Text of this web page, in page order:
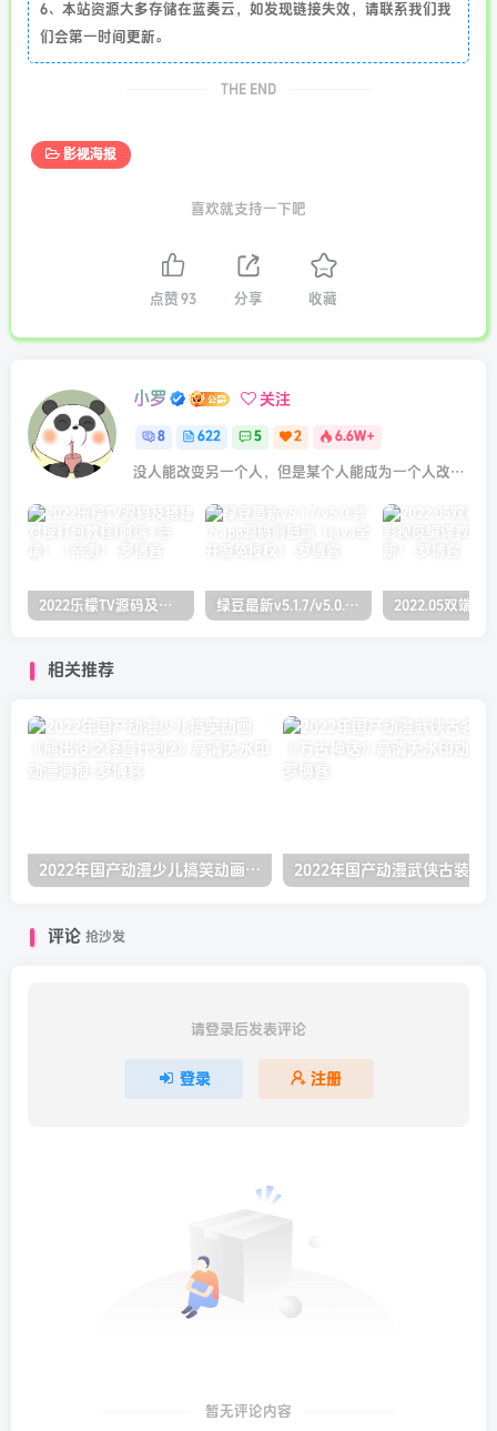
6、本站资源大多存储在蓝奏云，如发现链接失效，请联系我们我
们会第一时间更新。
THE END
影视海报
喜欢就支持一下吧
点赞 93 分享 收藏
小罗 关注
8 622 5 2 6.6W+
没人能改变另一个人，但是某个人能成为一个人改变的原因
2022乐檬TV源码及搭建对接打包教程(前端+后端）（亲测） 绿豆最新v5.1.7/v5.0.萝卜app源码前后端【java全开源免授权】
相关推荐
2022年国产动漫少儿搞笑动画《熊出没之怪兽计划2》高清无水印动漫海报
评论 抢沙发
请登录后发表评论
登录 注册
暂无评论内容